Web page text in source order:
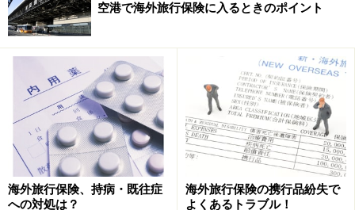
最初に改めて持病について確認しておきましょう。海外
旅行保険でいうでいう持病（既往症）とは、保険加入や
海外旅行の前から疾病があり、医師・医療機関で治療を
受けていることをいいます。
現在、医師にかかって治療、継続して薬を投薬して治癒
しているかがポイントです。持病（既往症）を気にする
人はほとんどのケースで該当するでしょう。なお、持病
があるのを伝えずに黙って海外旅行保険に加入するの
空港で海外旅行保険に入るときのポイント
海外旅行保険、持病・既往症
への対処は？
海外旅行保険の携行品紛失で
よくあるトラブル！